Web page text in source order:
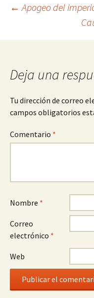
de
← Apogeo del
Deja una
Tu dirección de correo
campos obligatorios
Comentario *
Nombre *
Correo
electrónico *
Web